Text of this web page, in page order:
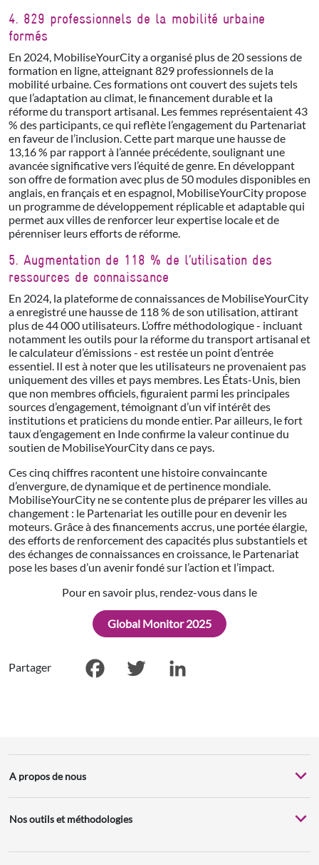
4. 829 professionnels de la mobilité urbaine
formés
En 2024, MobiliseYourCity a organisé plus de 20 sessions de
formation en ligne, atteignant 829 professionnels de la
mobilité urbaine. Ces formations ont couvert des sujets tels
que l’adaptation au climat, le financement durable et la
réforme du transport artisanal. Les femmes représentaient 43
% des participants, ce qui reflète l’engagement du Partenariat
en faveur de l’inclusion. Cette part marque une hausse de
13,16 % par rapport à l’année précédente, soulignant une
avancée significative vers l’équité de genre. En développant
son offre de formation avec plus de 50 modules disponibles en
anglais, en français et en espagnol, MobiliseYourCity propose
un programme de développement réplicable et adaptable qui
permet aux villes de renforcer leur expertise locale et de
pérenniser leurs efforts de réforme.
5. Augmentation de 118 % de l’utilisation des
ressources de connaissance
En 2024, la plateforme de connaissances de MobiliseYourCity
a enregistré une hausse de 118 % de son utilisation, attirant
plus de 44 000 utilisateurs. L’offre méthodologique - incluant
notamment les outils pour la réforme du transport artisanal et
le calculateur d’émissions - est restée un point d’entrée
essentiel. Il est à noter que les utilisateurs ne provenaient pas
uniquement des villes et pays membres. Les États-Unis, bien
que non membres officiels, figuraient parmi les principales
sources d’engagement, témoignant d’un vif intérêt des
institutions et praticiens du monde entier. Par ailleurs, le fort
taux d’engagement en Inde confirme la valeur continue du
soutien de MobiliseYourCity dans ce pays.
Ces cinq chiffres racontent une histoire convaincante
d’envergure, de dynamique et de pertinence mondiale.
MobiliseYourCity ne se contente plus de préparer les villes au
changement : le Partenariat les outille pour en devenir les
moteurs. Grâce à des financements accrus, une portée élargie,
des efforts de renforcement des capacités plus substantiels et
des échanges de connaissances en croissance, le Partenariat
pose les bases d’un avenir fondé sur l’action et l’impact.
Pour en savoir plus, rendez-vous dans le
Global Monitor 2025
Partager
A propos de nous
Nos outils et méthodologies